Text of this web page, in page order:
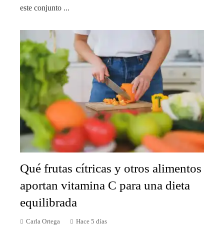
este conjunto ...
Qué frutas cítricas y otros alimentos
aportan vitamina C para una dieta
equilibrada
Carla Ortega Hace 5 días